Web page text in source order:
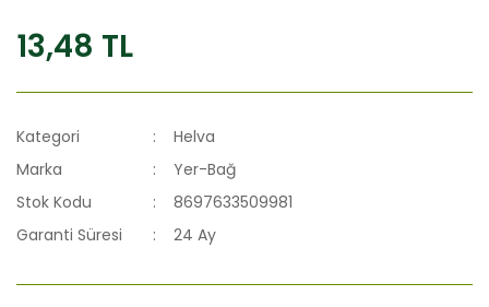
13,48 TL
Kategori
Helva
Marka
Yer-Bağ
Stok Kodu
8697633509981
Garanti Süresi
24 Ay